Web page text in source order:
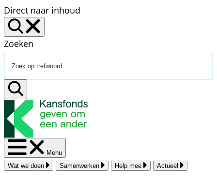
Direct naar inhoud
Zoeken
Menu
Wat we doen
Samenwerken Help mee Actueel